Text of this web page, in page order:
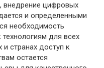
внедрение цифровых
и определенными
необходимость
для всех
и странах доступ к
остается